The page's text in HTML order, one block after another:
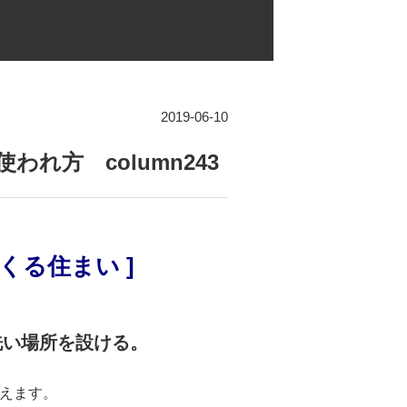
2019-06-10
われ方 column243
る住まい ]
場所を設ける。
ます。